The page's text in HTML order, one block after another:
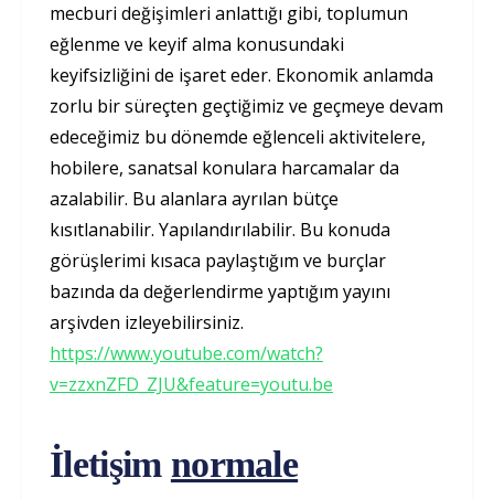
mecburi değişimleri anlattığı gibi, toplumun
eğlenme ve keyif alma konusundaki
keyifsizliğini de işaret eder. Ekonomik anlamda
zorlu bir süreçten geçtiğimiz ve geçmeye devam
edeceğimiz bu dönemde eğlenceli aktivitelere,
hobilere, sanatsal konulara harcamalar da
azalabilir. Bu alanlara ayrılan bütçe
kısıtlanabilir. Yapılandırılabilir. Bu konuda
görüşlerimi kısaca paylaştığım ve burçlar
bazında da değerlendirme yaptığım yayını
arşivden izleyebilirsiniz.
https://www.youtube.com/watch?
v=zzxnZFD_ZJU&feature=youtu.be
İletişim normale